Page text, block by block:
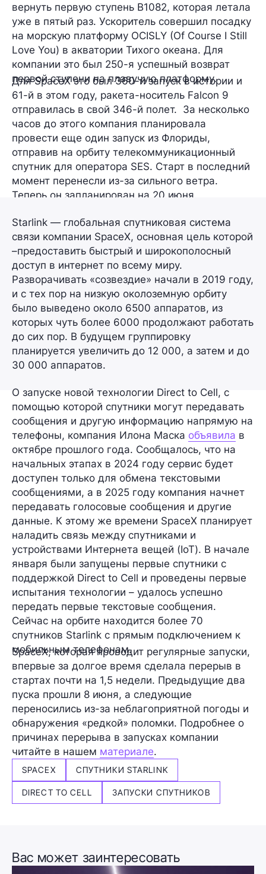
вернуть первую ступень B1082, которая летала
уже в пятый раз. Ускоритель совершил посадку
на морскую платформу OCISLY (Of Course I Still
Love You) в акватории Тихого океана. Для
компании это был 250-я успешный возврат
первой ступени на плавучую платформу.
Для SpaceX это был360-йзапуск в истории и
61-й в этом году, ракета-носитель Falcon 9
отправилась в свой 346-й полет. За несколько
часов до этого компания планировала
провести еще один запуск из Флориды,
отправив на орбиту телекоммуникационный
спутник для оператора SES. Старт в последний
момент перенесли из-за сильного ветра.
Теперь он запланирован на 20 июня.
Starlink — глобальная спутниковая система
связи компании SpaceX, основная цель которой
–предоставить быстрый и широкополосный
доступ в интернет по всему миру.
Разворачивать «созвездие» начали в 2019 году,
и с тех пор на низкую околоземную орбиту
было выведено около 6500 аппаратов, из
которых чуть более 6000 продолжают работать
до сих пор. В будущем группировку
планируется увеличить до 12 000, а затем и до
30 000 аппаратов.
О запуске новой технологии Direct to Cell, с
помощью которой спутники могут передавать
сообщения и другую информацию напрямую на
телефоны, компания Илона Маска объявила в
октябре прошлого года. Сообщалось, что на
начальных этапах в 2024 году сервис будет
доступен только для обмена текстовыми
сообщениями, а в 2025 году компания начнет
передавать голосовые сообщения и другие
данные. К этому же времени SpaceX планирует
наладить связь между спутниками и
устройствами Интернета вещей (IoT). В начале
января были запущены первые спутники с
поддержкой Direct to Cell и проведены первые
испытания технологии – удалось успешно
передать первые текстовые сообщения.
Сейчас на орбите находится более 70
спутников Starlink с прямым подключением к
мобильным телефонам.
SpaceX, которая проводит регулярные запуски,
впервые за долгое время сделала перерыв в
стартах почти на 1,5 недели. Предыдущие два
пуска прошли 8 июня, а следующие
переносились из-за неблагоприятной погоды и
обнаружения «редкой» поломки. Подробнее о
причинах перерыва в запусках компании
читайте в нашем материале.
SPACEX СПУТНИКИ STARLINK
DIRECT TO CELL ЗАПУСКИ СПУТНИКОВ
Вас может заинтересовать